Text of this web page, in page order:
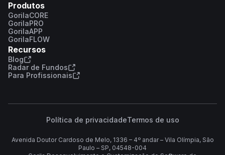
Produtos
GorilaCORE
GorilaPRO
GorilaAPP
GorilaFLOW
Recursos
Blog
Radar de Fundos
Para Profissionais
Política de privacidadeTermos de uso
Avenida Doutor Cardoso de Melo, 1336 – 4º andar – Vila Olímpia, São
Paulo – SP, 04548-004